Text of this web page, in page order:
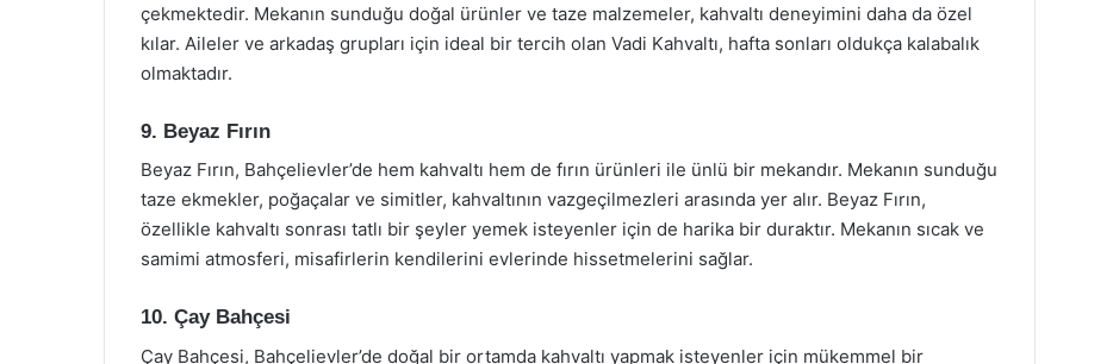
çekmektedir. Mekanın sunduğu doğal ürünler ve taze malzemeler, kahvaltı deneyimini daha da özel
kılar. Aileler ve arkadaş grupları için ideal bir tercih olan Vadi Kahvaltı, hafta sonları oldukça kalabalık
olmaktadır.
9. Beyaz Fırın
Beyaz Fırın, Bahçelievler’de hem kahvaltı hem de fırın ürünleri ile ünlü bir mekandır. Mekanın sunduğu
taze ekmekler, poğaçalar ve simitler, kahvaltının vazgeçilmezleri arasında yer alır. Beyaz Fırın,
özellikle kahvaltı sonrası tatlı bir şeyler yemek isteyenler için de harika bir duraktır. Mekanın sıcak ve
samimi atmosferi, misafirlerin kendilerini evlerinde hissetmelerini sağlar.
10. Çay Bahçesi
Çay Bahçesi, Bahçelievler’de doğal bir ortamda kahvaltı yapmak isteyenler için mükemmel bir